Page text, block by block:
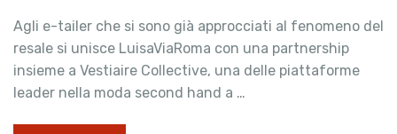
Agli e-tailer che si sono già approcciati al fenomeno del
resale si unisce LuisaViaRoma con una partnership
insieme a Vestiaire Collective, una delle piattaforme
leader nella moda second hand a …